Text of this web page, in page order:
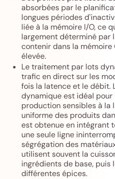
absorbées par le
longues périodes
liée à la mémoire I/O, ce
largement déterminé par
contenir dans la mémoire
élevée.
Le traitement par lots
trafic en direct sur les
fois la latence et le débit.
dynamique est idéal
production sensibles à la
uniforme des produits
est obtenue en intégrant
une seule ligne
ségrégation des
utilisent souvent la
ingrédients de base, puis
différentes épices.